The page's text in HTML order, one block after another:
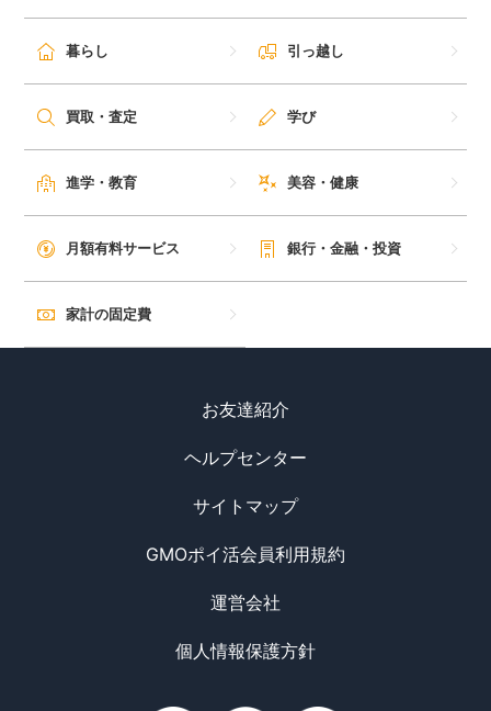
となりませんので、ご了承ください。上記、タッチ決済となら
ない金額の上限は、ご利用される店舗によって異なる場合がご
ざいます。
異なります。詳しくは三井住友カードのサービス詳細ページを
ご確認ください。
※1 Google Pay&#8482; 、Samsung Walletで、Mastercard&#
174;タッチ決済はご利用いただけません。ポイント還元は受け
※2 商業施設内の店舗など、一部ポイント加算の対象とならな
※4 「最大10％」は、「対象のコンビニ・飲食店で最大7％還
「3％」のうち0.5％は、お支払い時のセブン-イレブンアプリ
ントへと交換いただくことで付与されます。
ご購入分のうち、本サービスによる追加の特典（＋9.25%）は
※6 本サービスや10％還元の条件・詳細は、必ず三井住友カー
ド公式HPをご確認ください。
暮らし 引っ越し
買取・査定 学び
進学・教育 美容・健康
月額有料サービス 銀行・金融・投資
家計の固定費
お友達紹介
ヘルプセンター
サイトマップ
GMOポイ活会員利用規約
運営会社
個人情報保護方針